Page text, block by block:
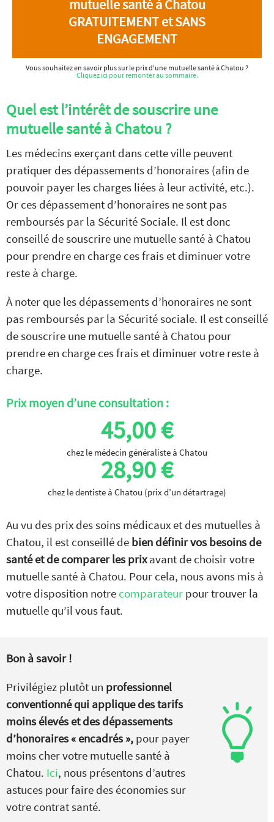
mutuelle santé à Chatou
GRATUITEMENT et SANS
ENGAGEMENT
Vous souhaitez en savoir plus sur le prix d'une mutuelle santé à Chatou ?
Cliquez ici pour remonter au sommaire.
Quel est l’intérêt de souscrire une
mutuelle santé à Chatou ?
Les médecins exerçant dans cette ville peuvent
pratiquer des dépassements d’honoraires (afin de
pouvoir payer les charges liées à leur activité, etc.).
Or ces dépassement d’honoraires ne sont pas
remboursés par la Sécurité Sociale. Il est donc
conseillé de souscrire une mutuelle santé à Chatou
pour prendre en charge ces frais et diminuer votre
reste à charge.
À noter que les dépassements d’honoraires ne sont
pas remboursés par la Sécurité sociale. Il est conseillé
de souscrire une mutuelle santé à Chatou pour
prendre en charge ces frais et diminuer votre reste à
charge.
Prix moyen d’une consultation :
45,00 €
chez le médecin généraliste à Chatou
28,90 €
chez le dentiste à Chatou (prix d’un détartrage)
Au vu des prix des soins médicaux et des mutuelles à
Chatou, il est conseillé de bien définir vos besoins de
santé et de comparer les prixavant de choisir votre
mutuelle santé à Chatou. Pour cela, nous avons mis à
votre disposition notre comparateur pour trouver la
mutuelle qu’il vous faut.
Bon à savoir !
Privilégiez plutôt un professionnel
conventionné qui applique des tarifs
moins élevés et des dépassements
d’honoraires « encadrés », pour payer
moins cher votre mutuelle santé à
Chatou. Ici, nous présentons d’autres
astuces pour faire des économies sur
votre contrat santé.